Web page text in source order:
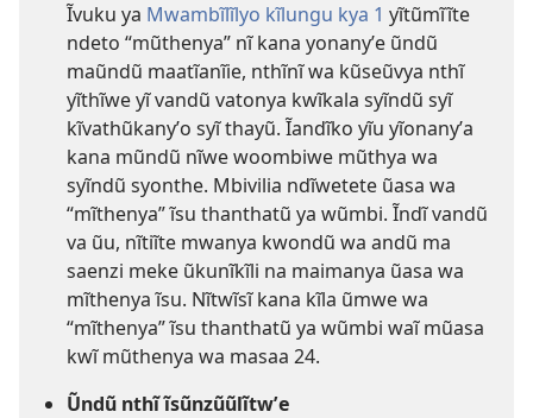
Ĩvuku ya Mwambĩlĩlyo kĩlungu kya 1 yĩtũmĩĩte
ndeto “mũthenya” nĩ kana yonanyʼe ũndũ
maũndũ maatĩanĩie, nthĩnĩ wa kũseũvya nthĩ
yĩthĩwe yĩ vandũ vatonya kwĩkala syĩndũ syĩ
kĩvathũkanyʼo syĩ thayũ. Ĩandĩko yĩu yĩonanyʼa
kana mũndũ nĩwe woombiwe mũthya wa
syĩndũ syonthe. Mbivilia ndĩwetete ũasa wa
“mĩthenya” ĩsu thanthatũ ya wũmbi. Ĩndĩ vandũ
va ũu, nĩtiĩte mwanya kwondũ wa andũ ma
saenzi meke ũkunĩkĩli na maimanya ũasa wa
mĩthenya ĩsu. Nĩtwĩsĩ kana kĩla ũmwe wa
“mĩthenya” ĩsu thanthatũ ya wũmbi waĩ mũasa
kwĩ mũthenya wa masaa 24.
Ũndũ nthĩ ĩsũnzũũlĩtwʼe